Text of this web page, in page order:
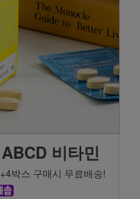
비타민
박스 구매시 무료배송!